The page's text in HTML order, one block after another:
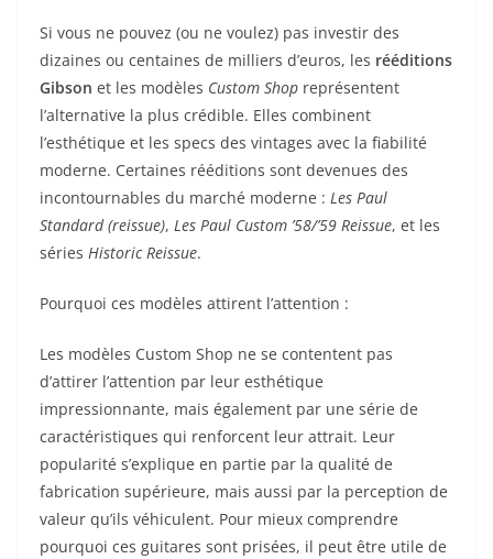
Si vous ne pouvez (ou ne voulez) pas investir des
dizaines ou centaines de milliers d’euros, les rééditions
Gibson et les modèles Custom Shop représentent
l’alternative la plus crédible. Elles combinent
l’esthétique et les specs des vintages avec la fiabilité
moderne. Certaines rééditions sont devenues des
incontournables du marché moderne : Les Paul
Standard (reissue), Les Paul Custom ’58/’59 Reissue, et les
séries Historic Reissue.
Pourquoi ces modèles attirent l’attention :
Les modèles Custom Shop ne se contentent pas
d’attirer l’attention par leur esthétique
impressionnante, mais également par une série de
caractéristiques qui renforcent leur attrait. Leur
popularité s’explique en partie par la qualité de
fabrication supérieure, mais aussi par la perception de
valeur qu’ils véhiculent. Pour mieux comprendre
pourquoi ces guitares sont prisées, il peut être utile de